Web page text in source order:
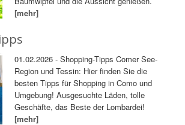
[mehr]
01.02.2026 - Shopping-Tipps Comer See-
Region und Tessin: Hier finden Sie die
besten Tipps für Shopping in Como und
Umgebung! Ausgesuchte Läden, tolle
Geschäfte, das Beste der Lombardei!
[mehr]